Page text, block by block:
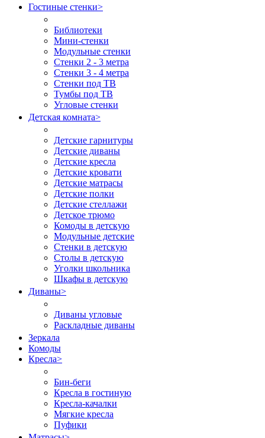
Гостиные стенки>
Библиотеки
Мини-стенки
Модульные стенки
Стенки 2 - 3 метра
Стенки 3 - 4 метра
Стенки под ТВ
Тумбы под ТВ
Угловые стенки
Детская комната>
Детские гарнитуры
Детские диваны
Детские кресла
Детские кровати
Детские матрасы
Детские полки
Детские стеллажи
Детское трюмо
Комоды в детскую
Модульные детские
Стенки в детскую
Столы в детскую
Уголки школьника
Шкафы в детскую
Диваны>
Диваны угловые
Раскладные диваны
Зеркала
Комоды
Кресла>
Бин-беги
Кресла в гостиную
Кресла-качалки
Мягкие кресла
Пуфики